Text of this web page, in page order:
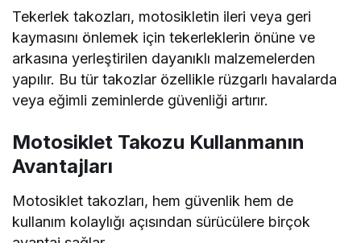
Tekerlek takozları, motosikletin ileri veya geri
kaymasını önlemek için tekerleklerin önüne ve
arkasına yerleştirilen dayanıklı malzemelerden
yapılır. Bu tür takozlar özellikle rüzgarlı havalarda
veya eğimli zeminlerde güvenliği artırır.
Motosiklet Takozu Kullanmanın
Avantajları
Motosiklet takozları, hem güvenlik hem de
kullanım kolaylığı açısından sürücülere birçok